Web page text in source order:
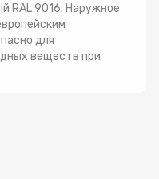
RAL 9016. Наружное
для
веществ при